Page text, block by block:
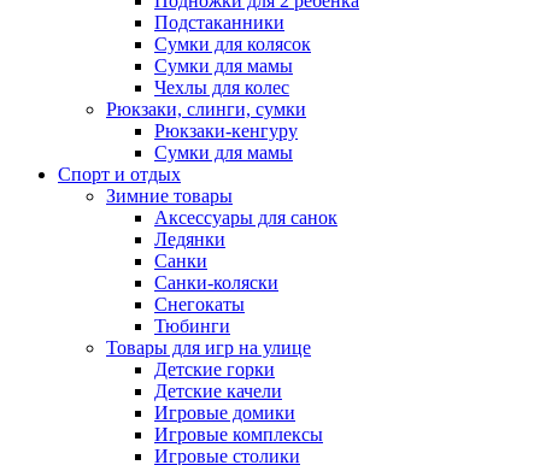
Подстаканники
Сумки для колясок
Сумки для мамы
Чехлы для колес
Рюкзаки, слинги, сумки
Рюкзаки-кенгуру
Сумки для мамы
Спорт и отдых
Зимние товары
Аксессуары для санок
Ледянки
Санки
Санки-коляски
Снегокаты
Тюбинги
Товары для игр на улице
Детские горки
Детские качели
Игровые домики
Игровые комплексы
Игровые столики